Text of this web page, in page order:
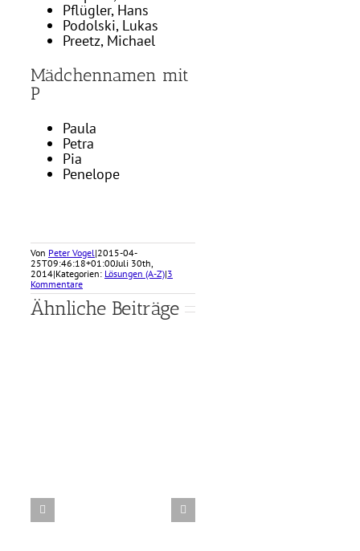
Pflügler, Hans
Podolski, Lukas
Preetz, Michael
Mädchennamen mit
P
Paula
Petra
Pia
Penelope
Von Peter Vogel|2015-04-
25T09:46:18+01:00Juli 30th,
2014|Kategorien: Lösungen (A-Z)|3
Kommentare
Ähnliche Beiträge
Stadt,
Land,